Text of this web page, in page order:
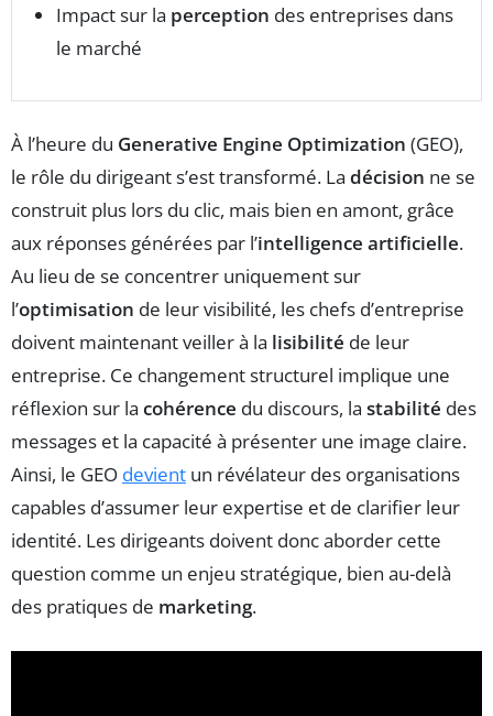
Impact sur la perception des entreprises dans
le marché
À l’heure du Generative Engine Optimization (GEO),
le rôle du dirigeant s’est transformé. La décision ne se
construit plus lors du clic, mais bien en amont, grâce
aux réponses générées par l’intelligence artificielle.
Au lieu de se concentrer uniquement sur
l’optimisation de leur visibilité, les chefs d’entreprise
doivent maintenant veiller à la lisibilité de leur
entreprise. Ce changement structurel implique une
réflexion sur la cohérence du discours, la stabilité des
messages et la capacité à présenter une image claire.
Ainsi, le GEO devient un révélateur des organisations
capables d’assumer leur expertise et de clarifier leur
identité. Les dirigeants doivent donc aborder cette
question comme un enjeu stratégique, bien au-delà
des pratiques de marketing.